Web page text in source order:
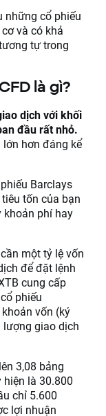
những cổ phiếu
và có khả
tự trong
là gì?
dịch với khối
đầu rất nhỏ.
hơn đáng kể
Barclays
tốn của bạn
khoản phí hay
một tỷ lệ vốn
để đặt lệnh
cung cấp
phiếu
vốn (ký
lượng giao dịch
3,08 bảng
hiện là 30.800
chỉ 5.600
lợi nhuận